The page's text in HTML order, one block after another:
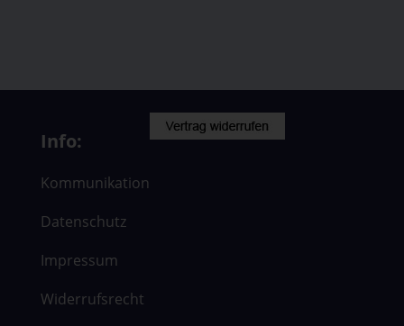
Info:
Kommunikation
Datenschutz
Impressum
Widerrufsrecht